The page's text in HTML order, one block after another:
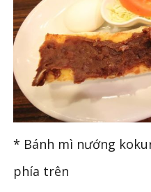
* Bánh mì nướng
phía trên